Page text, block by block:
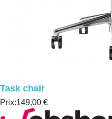
Task chair
Prix:149,00 €